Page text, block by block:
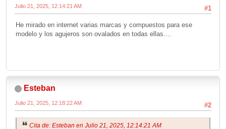
#1
Julio 21, 2025, 12:14:21 AM
He mirado en internet varias marcas y compuestos para ese
modelo y los agujeros son ovalados en todas ellas....
Esteban
#2
Julio 21, 2025, 12:18:22 AM
Cita de: Esteban en Julio 21, 2025, 12:14:21 AM